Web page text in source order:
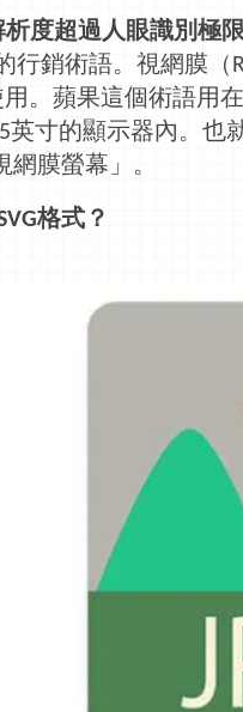
析度超過人眼識別極
行銷術語。視網膜（
用。蘋果這個術語用在
英寸的顯示器內。也
網膜螢幕 」。
格式？